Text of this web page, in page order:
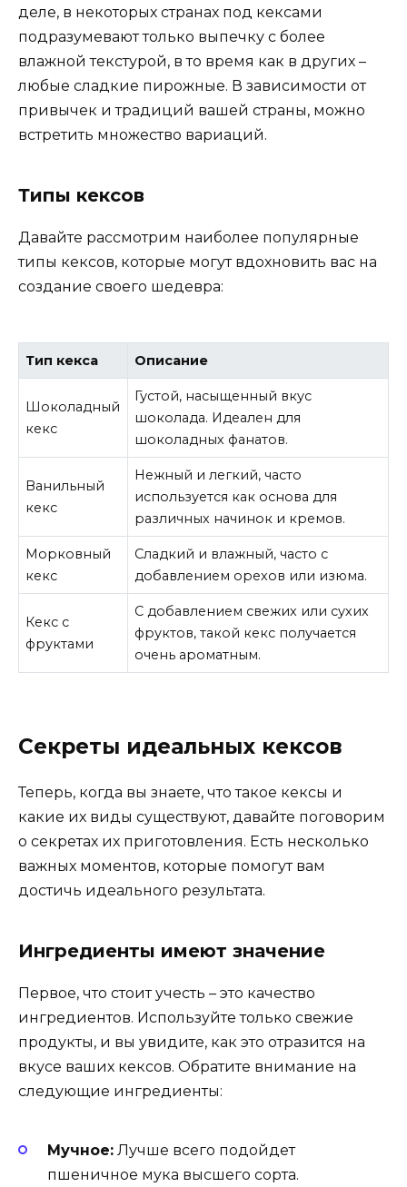
деле, в некоторых странах под кексами
подразумевают только выпечку с более
влажной текстурой, в то время как в других –
любые сладкие пирожные. В зависимости от
привычек и традиций вашей страны, можно
встретить множество вариаций.
Типы кексов
Давайте рассмотрим наиболее популярные
типы кексов, которые могут вдохновить вас на
создание своего шедевра:
Тип кекса Описание
Шоколадный
кекс
Густой, насыщенный вкус
шоколада. Идеален для
шоколадных фанатов.
Ванильный
кекс
Нежный и легкий, часто
используется как основа для
различных начинок и кремов.
Морковный
кекс
Сладкий и влажный, часто с
добавлением орехов или изюма.
Кекс с
фруктами
С добавлением свежих или сухих
фруктов, такой кекс получается
очень ароматным.
Секреты идеальных кексов
Теперь, когда вы знаете, что такое кексы и
какие их виды существуют, давайте поговорим
о секретах их приготовления. Есть несколько
важных моментов, которые помогут вам
достичь идеального результата.
Ингредиенты имеют значение
Первое, что стоит учесть – это качество
ингредиентов. Используйте только свежие
продукты, и вы увидите, как это отразится на
вкусе ваших кексов. Обратите внимание на
следующие ингредиенты:
Мучное: Лучше всего подойдет
пшеничное мука высшего сорта.